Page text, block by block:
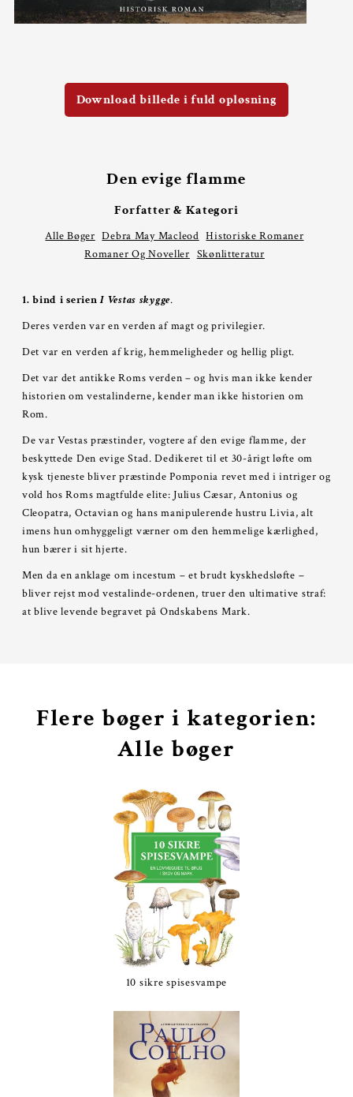
Download billede i fuld opløsning
Den evige flamme
Forfatter & Kategori
Alle Bøger Debra May Macleod Historiske Romaner
Romaner Og Noveller Skønlitteratur
1. bind i serienI Vestas skygge.
Deres verden var en verden af magt og privilegier.
Det var en verden af krig, hemmeligheder og hellig pligt.
Det var det antikke Roms verden – og hvis man ikke kender
historien om vestalinderne, kender man ikke historien om
Rom.
De var Vestas præstinder, vogtere af den evige flamme, der
beskyttede Den evige Stad. Dedikeret til et 30-årigt løfte om
kysk tjeneste bliver præstinde Pomponia revet med i intriger og
vold hos Roms magtfulde elite: Julius Cæsar, Antonius og
Cleopatra, Octavian og hans manipulerende hustru Livia, alt
imens hun omhyggeligt værner om den hemmelige kærlighed,
hun bærer i sit hjerte.
Men da en anklage om incestum – et brudt kyskhedsløfte –
bliver rejst mod vestalinde-ordenen, truer den ultimative straf:
at blive levende begravet på Ondskabens Mark.
Flere bøger i kategorien:
Alle bøger
10 sikre spisesvampe